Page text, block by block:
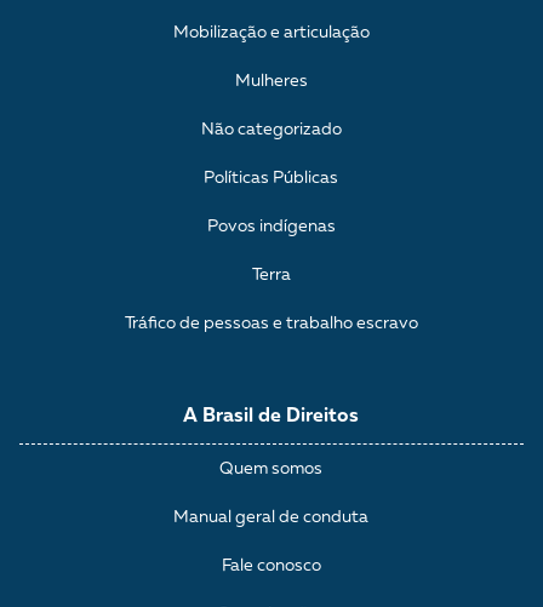
A Brasil de Direitos
Quem somos
Manual geral de conduta
Fale conosco
Mobilização e articulação
Mulheres
Não categorizado
Políticas Públicas
Povos indígenas
Terra
Tráfico de pessoas e trabalho escravo